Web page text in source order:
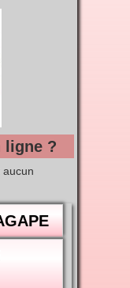
ligne ?
aucun